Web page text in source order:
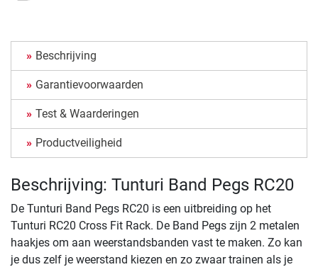
Beschrijving
Garantievoorwaarden
Test & Waarderingen
Productveiligheid
Beschrijving: Tunturi Band Pegs RC20
De Tunturi Band Pegs RC20 is een uitbreiding op het
Tunturi RC20 Cross Fit Rack. De Band Pegs zijn 2 metalen
haakjes om aan weerstandsbanden vast te maken. Zo kan
je dus zelf je weerstand kiezen en zo zwaar trainen als je